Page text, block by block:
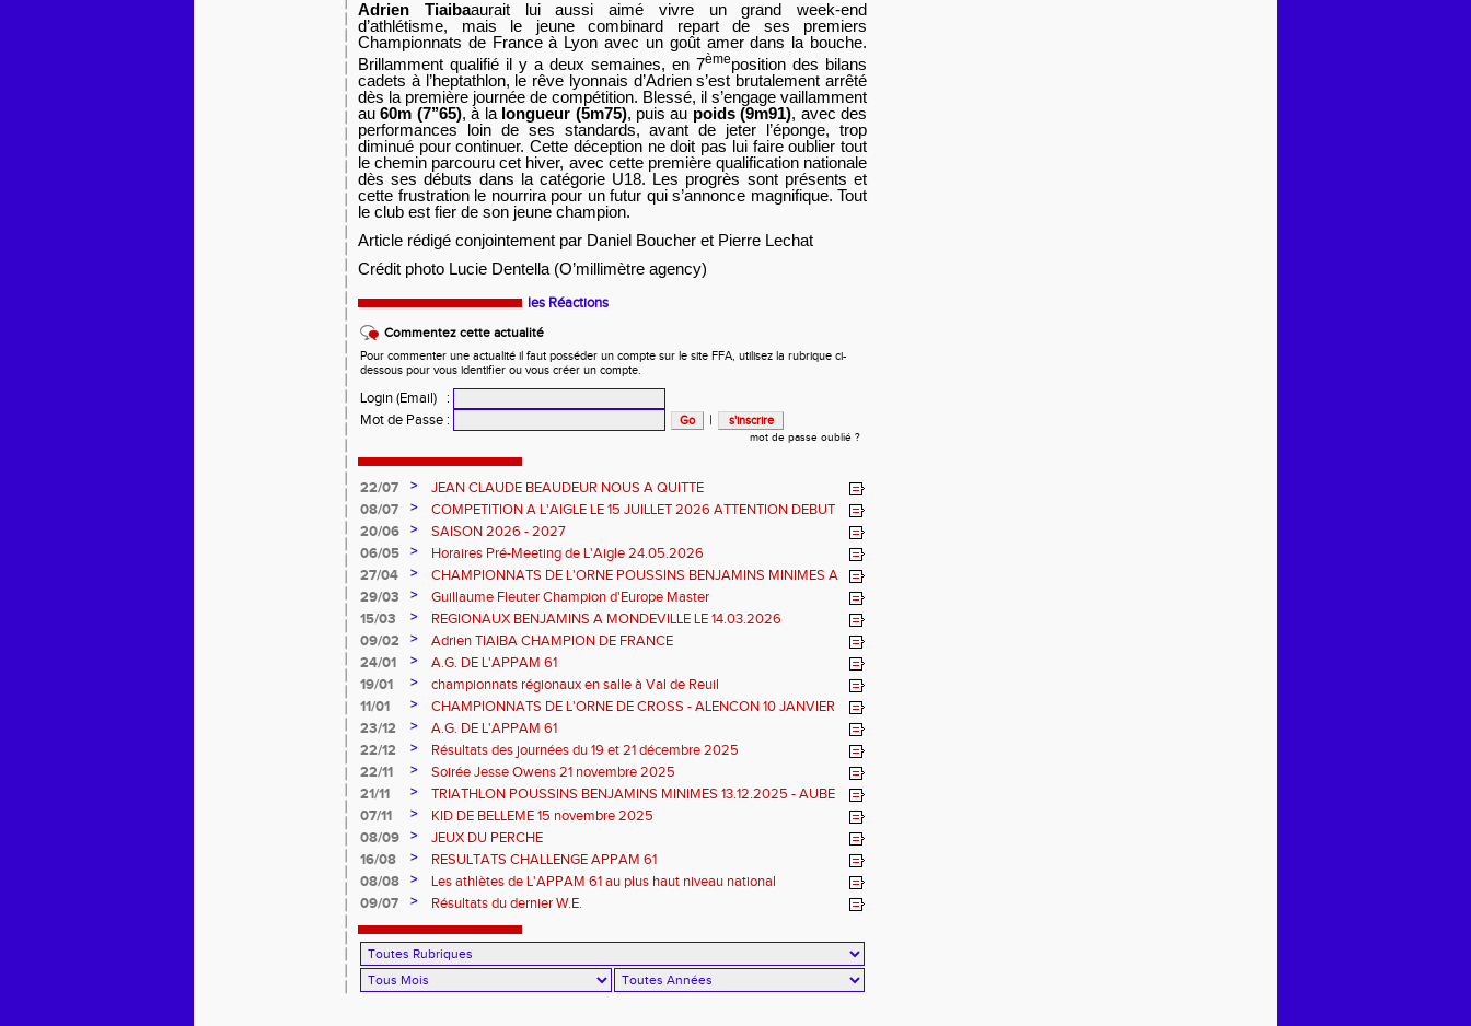
Adrien Tiaibaaurait lui aussi aimé vivre un grand week-end
d’athlétisme, mais le jeune combinard repart de ses premiers
Championnats de France à Lyon avec un goût amer dans la bouche.
Brillamment qualifié il y a deux semaines, en 7èmeposition des bilans
cadets à l’heptathlon, le rêve lyonnais d’Adrien s’est brutalement arrêté
dès la première journée de compétition. Blessé, il s’engage vaillamment
au60m (7’’65), à la longueur (5m75), puis au poids (9m91), avec des
performances loin de ses standards, avant de jeter l’éponge, trop
diminué pour continuer. Cette déception ne doit pas lui faire oublier tout
le chemin parcouru cet hiver, avec cette première qualification nationale
dès ses débuts dans la catégorie U18. Les progrès sont présents et
cette frustration le nourrira pour un futur qui s’annonce magnifique. Tout
le club est fier de son jeune champion.
Article rédigé conjointement par Daniel Boucher et Pierre Lechat
Crédit photo Lucie Dentella (O’millimètre agency)
les Réactions
Commentez cette actualité
Pour commenter une actualité il faut posséder un compte sur le site FFA, utilisez la rubrique ci-
dessous pour vous identifier ou vous créer un compte.
Login (Email)
:
Mot de Passe : |
mot de passe oublié ?
22/07 >
JEAN CLAUDE BEAUDEUR NOUS A QUITTE
08/07
>
COMPETITION A L'AIGLE LE 15 JUILLET 2026 ATTENTION DEBUT
DES EPREUVES REPORTE A 20 H 45
20/06 >
SAISON 2026 - 2027
06/05
>
Horaires Pré-Meeting de L'Aigle 24.05.2026
27/04
>
CHAMPIONNATS DE L'ORNE POUSSINS BENJAMINS MINIMES A
L'AIGLE
29/03 >
Guillaume Fleuter Champion d'Europe Master
15/03
>
REGIONAUX BENJAMINS A MONDEVILLE LE 14.03.2026
09/02
>
Adrien TIAIBA CHAMPION DE FRANCE
24/01
>
A.G. DE L'APPAM 61
19/01
>
championnats régionaux en salle à Val de Reuil
11/01
>
CHAMPIONNATS DE L'ORNE DE CROSS - ALENCON 10 JANVIER
2026 et REGIONAUX D'EPREUVES COMBINEES
23/12 >
A.G. DE L'APPAM 61
22/12
>
Résultats des journées du 19 et 21 décembre 2025
22/11
>
Soirée Jesse Owens 21 novembre 2025
21/11
>
TRIATHLON POUSSINS BENJAMINS MINIMES 13.12.2025 - AUBE
07/11
>
KID DE BELLEME 15 novembre 2025
08/09
>
JEUX DU PERCHE
16/08
>
RESULTATS CHALLENGE APPAM 61
08/08
>
Les athlètes de L'APPAM 61 au plus haut niveau national
09/07
> Résultats du dernier W.E.